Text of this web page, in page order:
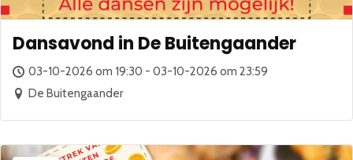
Dansavond in De Buitengaander
03-10-2026 om 19:30 - 03-10-2026 om 23:59
De Buitengaander